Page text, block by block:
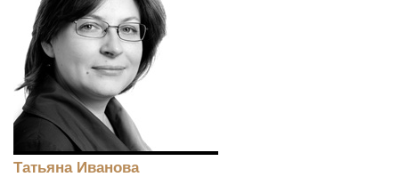
Татьяна Иванова